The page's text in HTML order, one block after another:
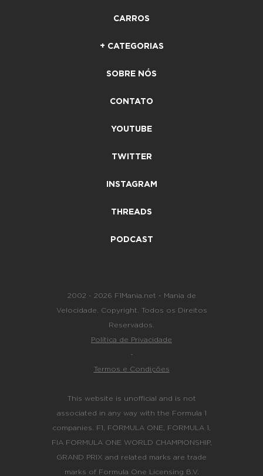
CARROS
+ CATEGORIAS
SOBRE NÓS
CONTATO
YOUTUBE
TWITTER
INSTAGRAM
THREADS
PODCAST
2002 - 2026 F1Mania.net - Mania de
Velocidade. Copyright. Todos os Direitos
Reservados.
Política de Privacidade
-
Termos e Condições
This website is unofficial and is not
associated in any way with the Formula 1
companies. F1, FORMULA ONE, FORMULA 1,
FIA FORMULA ONE WORLD CHAMPIONSHIP,
GRAND PRIX and related marks are trade
marks of Formula One Licensing B.V.